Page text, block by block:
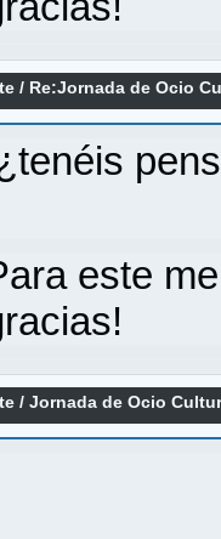
/ Re:Jornada de Ocio
este
/Jornada de Ocio